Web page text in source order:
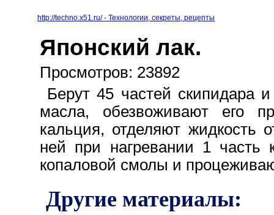
http://techno.x51.ru/ - Технологии, секреты, рецепты
Японский лак.
Просмотров: 23892
Берут 45 частей скипидара
масла, обезвоживают его
кальция, отделяют жидкость
ней при нагревании 1
копаловой смолы и
Другие материалы: